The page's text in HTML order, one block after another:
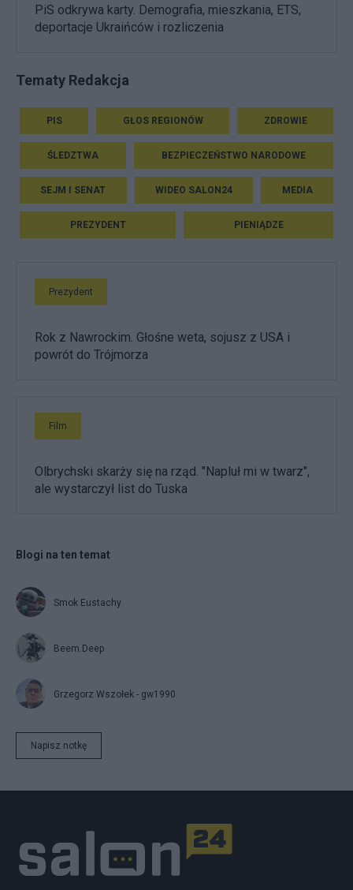
PiS odkrywa karty. Demografia, mieszkania, ETS,
deportacje Ukraińców i rozliczenia
Tematy Redakcja
PIS GŁOS REGIONÓW ZDROWIE
ŚLEDZTWA BEZPIECZEŃSTWO NARODOWE
SEJM I SENAT WIDEO SALON24 MEDIA
PREZYDENT PIENIĄDZE
Prezydent
Rok z Nawrockim. Głośne weta, sojusz z USA i
powrót do Trójmorza
Film
Olbrychski skarży się na rząd. "Napluł mi w twarz",
ale wystarczył list do Tuska
Blogi na ten temat
Smok Eustachy
Beem.Deep
Grzegorz Wszołek - gw1990
Napisz notkę